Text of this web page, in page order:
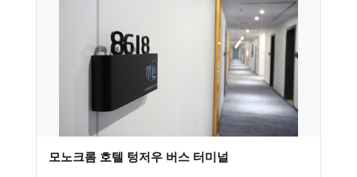
모노크롬 호텔 텅저우 버스 터미널